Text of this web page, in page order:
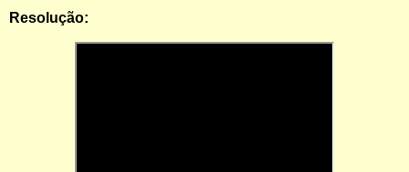
Resolução: